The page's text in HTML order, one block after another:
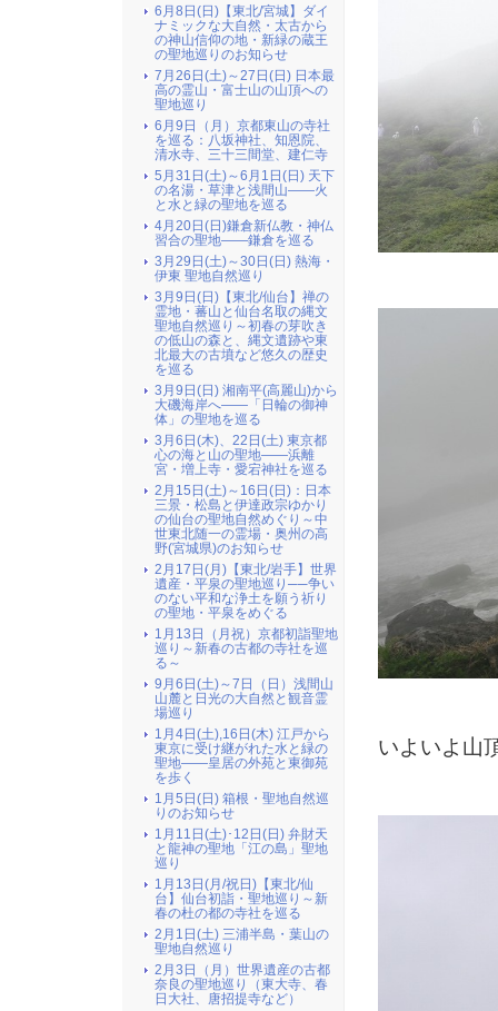
いよいよ山
6月8日(日)【東北/宮城】ダイ
ナミックな大自然・太古から
の神山信仰の地・新緑の蔵王
の聖地巡りのお知らせ
7月26日(土)～27日(日) 日本最
高の霊山・富士山の山頂への
聖地巡り
6月9日（月）京都東山の寺社
を巡る：八坂神社、知恩院、
清水寺、三十三間堂、建仁寺
5月31日(土)～6月1日(日) 天下
の名湯・草津と浅間山――火
と水と緑の聖地を巡る
4月20日(日)鎌倉新仏教・神仏
習合の聖地――鎌倉を巡る
3月29日(土)～30日(日) 熱海・
伊東 聖地自然巡り
3月9日(日)【東北/仙台】禅の
霊地・蕃山と仙台名取の縄文
聖地自然巡り～初春の芽吹き
の低山の森と、縄文遺跡や東
北最大の古墳など悠久の歴史
を巡る
3月9日(日) 湘南平(高麗山)から
大磯海岸へ――「日輪の御神
体」の聖地を巡る
3月6日(木)、22日(土) 東京都
心の海と山の聖地――浜離
宮・増上寺・愛宕神社を巡る
2月15日(土)～16日(日)：日本
三景・松島と伊達政宗ゆかり
の仙台の聖地自然めぐり～中
世東北随一の霊場・奥州の高
野(宮城県)のお知らせ
2月17日(月)【東北/岩手】世界
遺産・平泉の聖地巡り──争い
のない平和な浄土を願う祈り
の聖地・平泉をめぐる
1月13日（月祝）京都初詣聖地
巡り～新春の古都の寺社を巡
る～
9月6日(土)～7日（日）浅間山
山麓と日光の大自然と観音霊
場巡り
1月4日(土),16日(木) 江戸から
東京に受け継がれた水と緑の
聖地――皇居の外苑と東御苑
を歩く
1月5日(日) 箱根・聖地自然巡
りのお知らせ
1月11日(土)･12日(日) 弁財天
と龍神の聖地「江の島」聖地
巡り
1月13日(月/祝日)【東北/仙
台】仙台初詣・聖地巡り～新
春の杜の都の寺社を巡る
2月1日(土) 三浦半島・葉山の
聖地自然巡り
2月3日（月）世界遺産の古都
奈良の聖地巡り（東大寺、春
日大社、唐招提寺など）